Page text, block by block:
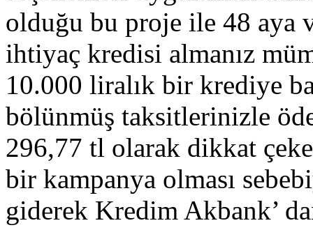
olduğu bu proje ile 48 aya
ihtiyaç kredisi almanız
10.000 liralık bir krediye
bölünmüş taksitlerinizle
296,77 tl olarak dikkat
bir kampanya olması
giderek Kredim Akbank’